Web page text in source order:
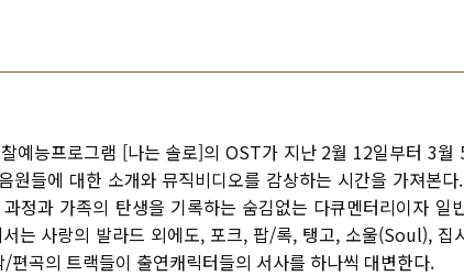
예능프로그램 [나는 솔로]의 OST가 지난 2월 12일부터 3월
원들에 대한 소개와 뮤직비디오를 감상하는 시간을 가져본다.
정과 가족의 탄생을 기록하는 숨김없는 다큐멘터리이자 일
는 사랑의 발라드 외에도, 포크, 팝/록, 탱고, 소울(Soul), 집
/편곡의 트랙들이 출연캐릭터들의 서사를 하나씩 대변한다.